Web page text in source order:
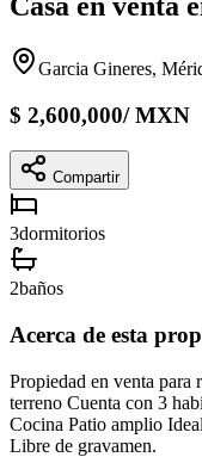
Garcia Gineres,
$ 2,600,000/MXN
Compartir
3dormitorios
2baños
Acerca de esta
Propiedad en venta para
terreno Cuenta con 3
Cocina Patio amplio
Libre de gravamen.